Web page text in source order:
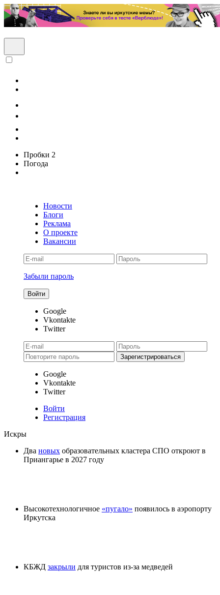
Пробки 2
Погода
Новости
Блоги
Реклама
О проекте
Вакансии
Забыли пароль
Google
Vkontakte
Twitter
Google
Vkontakte
Twitter
Войти
Регистрация
Искры
Два новых образовательных кластера СПО откроют в
Приангарье в 2027 году
Высокотехнологичное «пугало» появилось в аэропорту
Иркутска
КБЖД закрыли для туристов из-за медведей